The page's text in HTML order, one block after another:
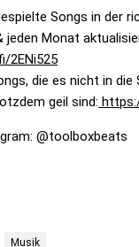
Songs in der
jeden Monat
2ENi525
die es nicht in
geil sind:
@toolboxbeats
Musik